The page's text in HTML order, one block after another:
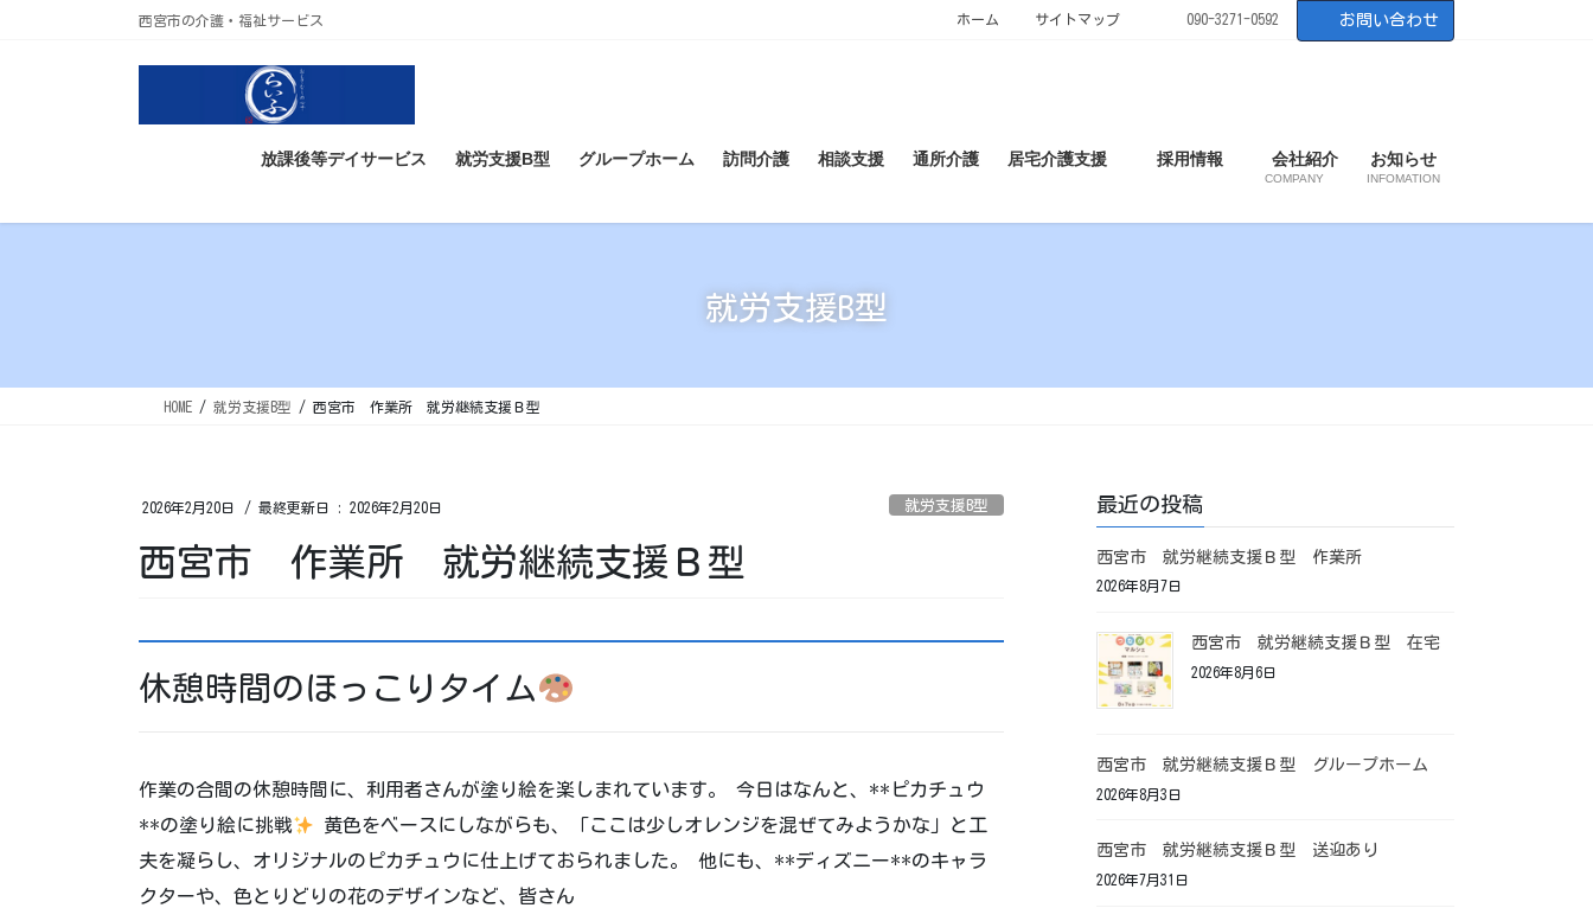
西宮市の介護・福祉サービス ホーム サイトマップ 090-3271-0592 お問い合わせ
放課後等デイサービス 就労支援B型 グループホーム 訪問介護 相談支援 通所介護 居宅介護支援 採用情報 会社紹介
COMPANY
お知らせ
INFOMATION
就労支援B型
HOME 就労支援B型 西宮市 作業所 就労継続支援Ｂ型
2026年2月20日 / 最終更新日 : 2026年2月20日 就労支援B型
西宮市 作業所 就労継続支援Ｂ型
休憩時間のほっこりタイム
作業の合間の休憩時間に、利用者さんが塗り絵を楽しまれています。 今日はなんと、**ピカチュウ
**の塗り絵に挑戦
黄色をベースにしながらも、「ここは少しオレンジを混ぜてみようかな」と工
夫を凝らし、オリジナルのピカチュウに仕上げておられました。 他にも、**ディズニー**のキャラ
クターや、色とりどりの花のデザインなど、皆さん
最近の投稿
西宮市 就労継続支援Ｂ型 作業所
2026年8月7日
西宮市 就労継続支援Ｂ型 在宅
2026年8月6日
西宮市 就労継続支援Ｂ型 グループホーム
2026年8月3日
西宮市 就労継続支援Ｂ型 送迎あり
2026年7月31日